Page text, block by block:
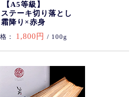
【A5等級】
テーキ切り落とし
霜降り×赤身
： 1,800円 / 100g